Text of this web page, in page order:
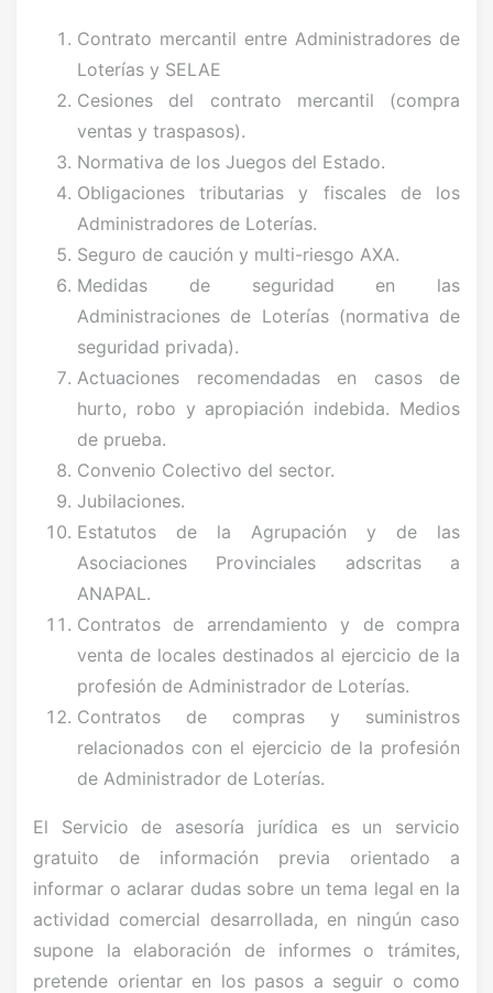
Contrato mercantil entre Administradores de
Loterías y SELAE
Cesiones del contrato mercantil (compra
ventas y traspasos).
Normativa de los Juegos del Estado.
Obligaciones tributarias y fiscales de los
Administradores de Loterías.
Seguro de caución y multi-riesgo AXA.
Medidas de seguridad en las
Administraciones de Loterías (normativa de
seguridad privada).
Actuaciones recomendadas en casos de
hurto, robo y apropiación indebida. Medios
de prueba.
Convenio Colectivo del sector.
Jubilaciones.
Estatutos de la Agrupación y de las
Asociaciones Provinciales adscritas a
ANAPAL.
Contratos de arrendamiento y de compra
venta de locales destinados al ejercicio de la
profesión de Administrador de Loterías.
Contratos de compras y suministros
relacionados con el ejercicio de la profesión
de Administrador de Loterías.
El Servicio de asesoría jurídica es un servicio
gratuito de información previa orientado a
informar o aclarar dudas sobre un tema legal en la
actividad comercial desarrollada, en ningún caso
supone la elaboración de informes o trámites,
pretende orientar en los pasos a seguir o como